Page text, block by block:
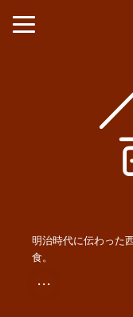
明治時代に伝わった
食。
・・・